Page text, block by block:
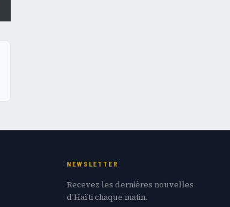
NEWSLETTER
Recevez les dernières nouvelles
d'Haïti chaque matin.